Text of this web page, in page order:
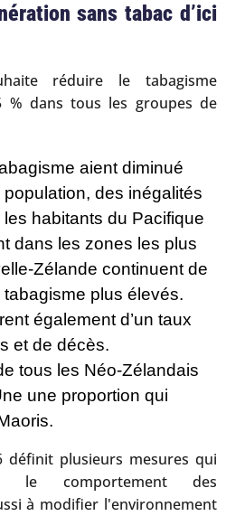
sans tabac d’ici
réduire le tabagisme
dans tous les groupes de
aient diminué
des inégalités
habitants du Pacifique
dans les zones les plus
Zélande continuent de
plus élevés.
également d’un taux
et de décès.
tous les Néo-Zélandais
une proportion qui
définit plusieurs mesures qui
le comportement des
à modifier l'environnement